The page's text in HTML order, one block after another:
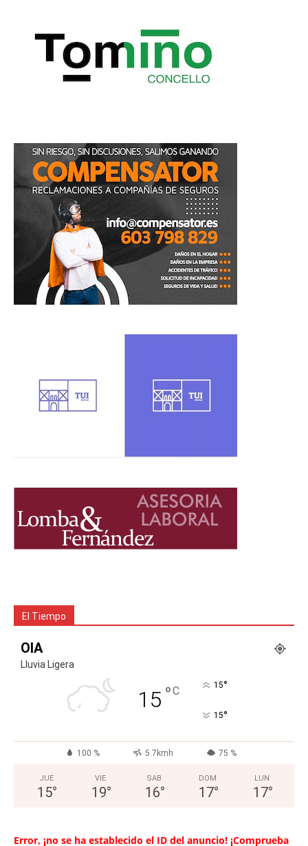
El Tiempo
OIA
Lluvia Ligera
15 °C 15°
15°
100 % 5.7kmh 75 %
JUE
15°
VIE
19°
SAB
16°
DOM
17°
LUN
17°
Error, ¡no se ha establecido el ID del anuncio! ¡Comprueba